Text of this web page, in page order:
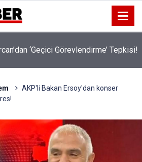
Ödem Şikayetini Hafife Almayın!
AKP'li Bakan Ersoy'dan konser